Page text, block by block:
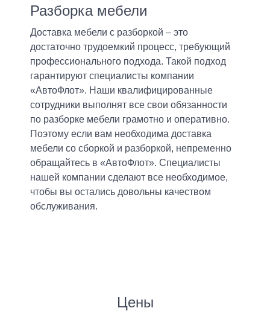
Контакты
Такси
ОПЛАТА-ONLINE
Разборка мебели
Доставка мебели с разборкой – это
достаточно трудоемкий процесс, требующий
профессионального подхода. Такой подход
гарантируют специалисты компании
«АвтоФлот». Наши квалифицированные
сотрудники выполнят все свои обязанности
по разборке мебели грамотно и оперативно.
Поэтому если вам необходима доставка
мебели со сборкой и разборкой, непременно
обращайтесь в «АвтоФлот». Специалисты
нашей компании сделают все необходимое,
чтобы вы остались довольны качеством
обслуживания.
Цены